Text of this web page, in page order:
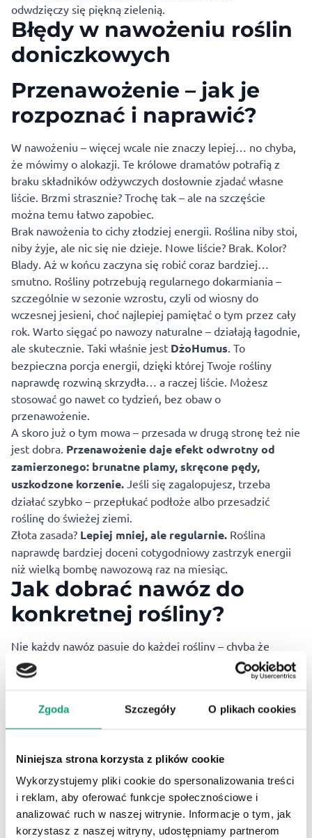
Zgoda Szczegóły O plikach cookies
Niniejsza strona korzysta z plików cookie
Wykorzystujemy pliki cookie do spersonalizowania treści
i reklam, aby oferować funkcje społecznościowe i
analizować ruch w naszej witrynie. Informacje o tym, jak
korzystasz z naszej witryny, udostępniamy partnerom
odwdzięczy się piękną zielenią.
Błędy w nawożeniu roślin
doniczkowych
Przenawożenie – jak je
rozpoznać i naprawić?
W nawożeniu – więcej wcale nie znaczy lepiej… no chyba,
że mówimy o alokazji. Te królowe dramatów potrafią z
braku składników odżywczych dosłownie zjadać własne
liście. Brzmi strasznie? Trochę tak – ale na szczęście
można temu łatwo zapobiec.
Brak nawożenia to cichy złodziej energii. Roślina niby stoi,
niby żyje, ale nic się nie dzieje. Nowe liście? Brak. Kolor?
Blady. Aż w końcu zaczyna się robić coraz bardziej…
smutno. Rośliny potrzebują regularnego dokarmiania –
szczególnie w sezonie wzrostu, czyli od wiosny do
wczesnej jesieni, choć najlepiej pamiętać o tym przez cały
rok. Warto sięgać po nawozy naturalne – działają łagodnie,
ale skutecznie. Taki właśnie jest DżoHumus. To
bezpieczna porcja energii, dzięki której Twoje rośliny
naprawdę rozwiną skrzydła… a raczej liście. Możesz
stosować go nawet co tydzień, bez obaw o
przenawożenie.
A skoro już o tym mowa – przesada w drugą stronę też nie
jest dobra. Przenawożenie daje efekt odwrotny od
zamierzonego: brunatne plamy, skręcone pędy,
uszkodzone korzenie. Jeśli się zagalopujesz, trzeba
działać szybko – przepłukać podłoże albo przesadzić
roślinę do świeżej ziemi.
Złota zasada? Lepiej mniej, ale regularnie. Roślina
naprawdę bardziej doceni cotygodniowy zastrzyk energii
niż wielką bombę nawozową raz na miesiąc.
Jak dobrać nawóz do
konkretnej rośliny?
Nie każdy nawóz pasuje do każdej rośliny – chyba że
mówimy o
, który idealnie sprawdzi się w
większości przypadków. Dlaczego? Bo tu nie chodzi tylko o
mikrobiom , czyli cały świat pożytecznych
mikroorganizmów, które wspierają rośliny od korzeni po
Zamiast dostarczać roślinie „gotowe danie”,
działa jak przyjaciel w kuchni – pomaga jej lepiej
przyswajać to, co już ma w podłożu, poprawia strukturę
gleby i aktywizuje naturalne procesy wzrostu. To zasługa
dżdżownici wermikompostu, które odwaliły kawał dobrej